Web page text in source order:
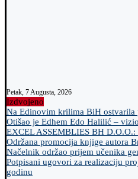
Petak, 7 Augusta, 2026
Izdvojeno
Na Edinovim krilima BiH ostvarila
Otišao je Edhem Edo Halilić –
EXCEL ASSEMBLIES BH
Održana promocija knjige autora
Načelnik održao prijem učenika
Potpisani ugovori za realizaciju
godinu